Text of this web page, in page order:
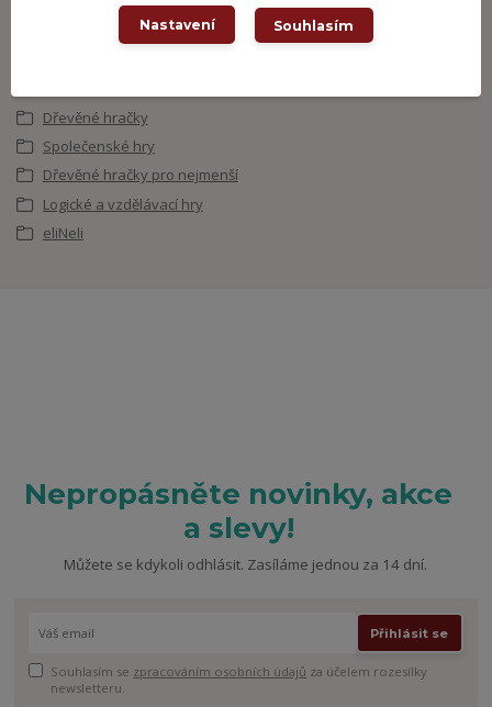
info@woodhracky.cz
Dřevěné hračky
Společenské hry
Dřevěné hračky pro nejmenší
Logické a vzdělávací hry
eliNeli
Nepropásněte novinky, akce
a slevy!
Můžete se kdykoli odhlásit. Zasíláme jednou za 14 dní.
Přihlásit se
Souhlasím se zpracováním osobních údajů za účelem rozesílky
newsletteru.
Nastavení Souhlasím